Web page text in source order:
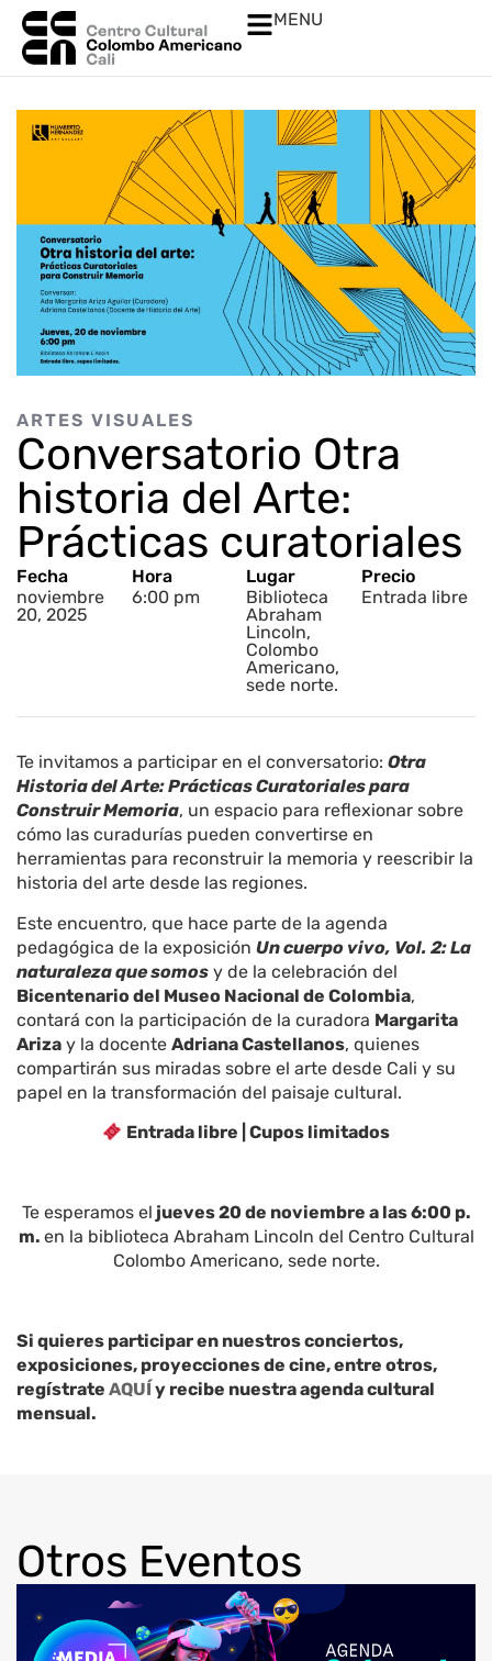
MENU
ARTES VISUALES
Conversatorio Otra
historia del Arte:
Prácticas curatoriales
Fecha
noviembre
20, 2025
Hora
6:00 pm
Lugar
Biblioteca
Abraham
Lincoln,
Colombo
Americano,
sede norte.
Precio
Entrada libre
Te invitamos a participar en el conversatorio: Otra
Historia del Arte: Prácticas Curatoriales para
Construir Memoria, un espacio para reflexionar sobre
cómo las curadurías pueden convertirse en
herramientas para reconstruir la memoria y reescribir la
historia del arte desde las regiones.
Este encuentro, que hace parte de la agenda
pedagógica de la exposición Un cuerpo vivo, Vol. 2: La
naturaleza que somos y de la celebración del
Bicentenario del Museo Nacional de Colombia,
contará con la participación de la curadora Margarita
Ariza y la docente Adriana Castellanos, quienes
compartirán sus miradas sobre el arte desde Cali y su
papel en la transformación del paisaje cultural.
Entrada libre | Cupos limitados
Te esperamos el jueves 20 de noviembre a las 6:00 p.
m. en la biblioteca Abraham Lincoln del Centro Cultural
Colombo Americano, sede norte.
Si quieres participar en nuestros conciertos,
exposiciones, proyecciones de cine, entre otros,
regístrate AQUÍy recibe nuestra agenda cultural
mensual.
Otros Eventos